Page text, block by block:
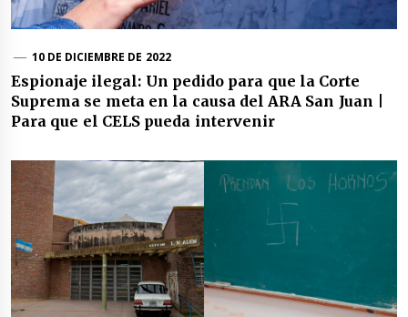
10 DE DICIEMBRE DE 2022
Espionaje ilegal: Un pedido para que la Corte
Suprema se meta en la causa del ARA San Juan |
Para que el CELS pueda intervenir